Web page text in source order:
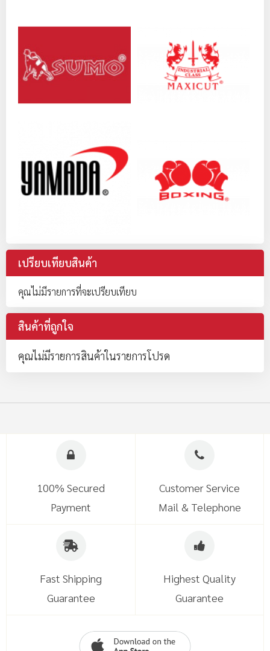
เปรียบเทียบสินค้า
คุณไม่มีรายการที่จะเปรียบเทียบ
สินค้าที่ถูกใจ
คุณไม่มีรายการสินค้าในรายการโปรด
100% Secured
Payment
Customer Service
Mail & Telephone
Fast Shipping
Guarantee
Highest Quality
Guarantee